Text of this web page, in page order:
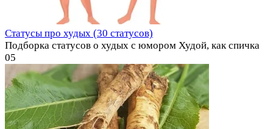
Статусы про худых (30 статусов)
Подборка статусов о худых с юмором Худой, как спичка
05